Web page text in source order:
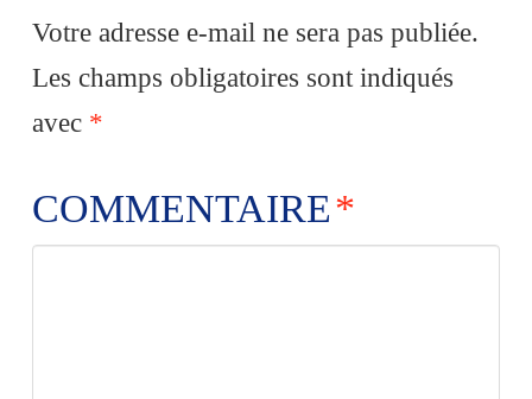
Votre adresse e-mail ne sera pas publiée.
Les champs obligatoires sont indiqués
avec *
COMMENTAIRE*